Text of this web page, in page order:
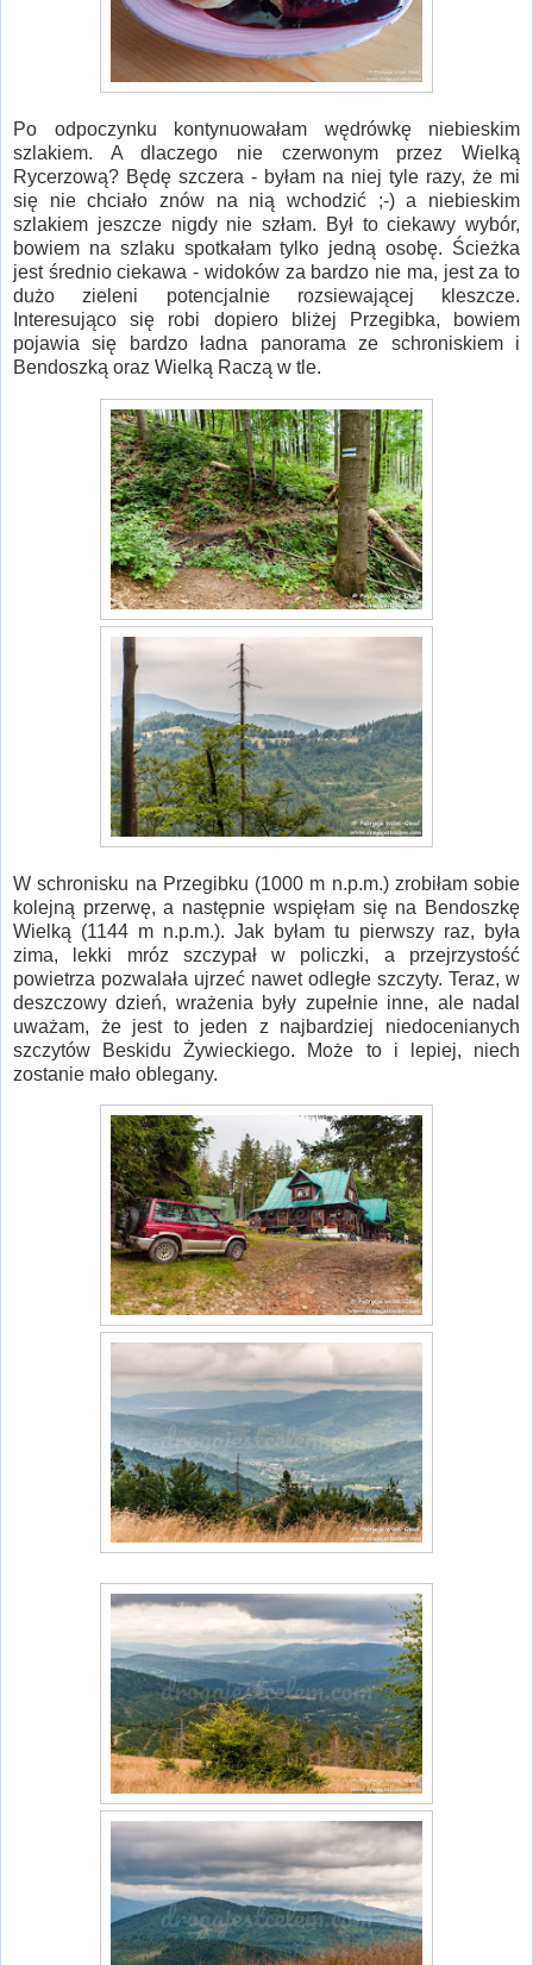
Po odpoczynku kontynuowałam wędrówkę niebieskim
szlakiem. A dlaczego nie czerwonym przez Wielką
Rycerzową? Będę szczera - byłam na niej tyle razy, że mi
się nie chciało znów na nią wchodzić ;-) a niebieskim
szlakiem jeszcze nigdy nie szłam. Był to ciekawy wybór,
bowiem na szlaku spotkałam tylko jedną osobę. Ścieżka
jest średnio ciekawa - widoków za bardzo nie ma, jest za to
dużo zieleni potencjalnie rozsiewającej kleszcze.
Interesująco się robi dopiero bliżej Przegibka, bowiem
pojawia się bardzo ładna panorama ze schroniskiem i
Bendoszką oraz Wielką Raczą w tle.
W schronisku na Przegibku (1000 m n.p.m.) zrobiłam sobie
kolejną przerwę, a następnie wspięłam się na Bendoszkę
Wielką (1144 m n.p.m.). Jak byłam tu pierwszy raz, była
zima, lekki mróz szczypał w policzki, a przejrzystość
powietrza pozwalała ujrzeć nawet odległe szczyty. Teraz, w
deszczowy dzień, wrażenia były zupełnie inne, ale nadal
uważam, że jest to jeden z najbardziej niedocenianych
szczytów Beskidu Żywieckiego. Może to i lepiej, niech
zostanie mało oblegany.